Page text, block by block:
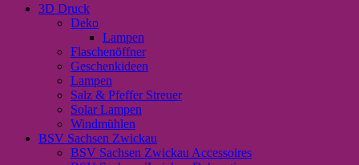
3D Druck
Deko
Lampen
Flaschenöffner
Geschenkideen
Lampen
Salz & Pfeffer Streuer
Solar Lampen
Windmühlen
BSV Sachsen Zwickau
BSV Sachsen Zwickau Accessoires